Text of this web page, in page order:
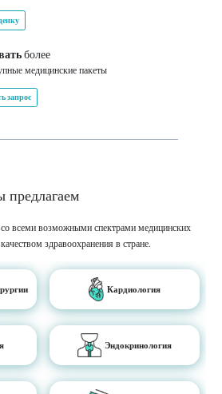
более
медицинские пакеты
запрос
всеми возможными спектрами медицинских
здравоохранения в стране.
Кардиология
Эндокринология